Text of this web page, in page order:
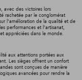
avec des victoires lors
rachetée par le conglomérat
l'amélioration de la qualité et de
performances et l'artisanat,
appréciées dans le monde.
aux attentions portées aux
Les sièges offrent un confort
sont conçues de manière
avancées pour rendre la